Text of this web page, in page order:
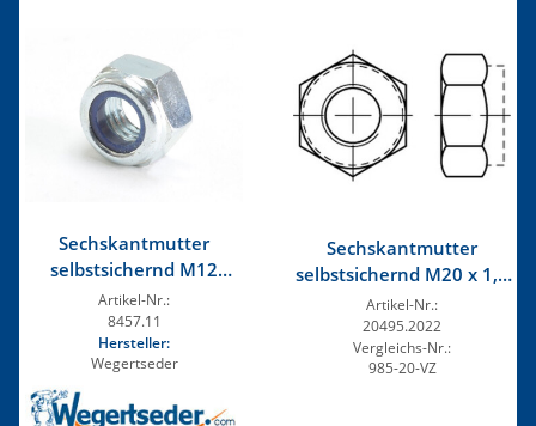
Sechskantmutter
selbstsichernd M12
verzinkt
Artikel-Nr.:
8457.11
Hersteller:
Wegertseder
Sechskantmutter
selbstsichernd M20 x 1,5
verzinkt
Artikel-Nr.:
20495.2022
Vergleichs-Nr.:
985-20-VZ